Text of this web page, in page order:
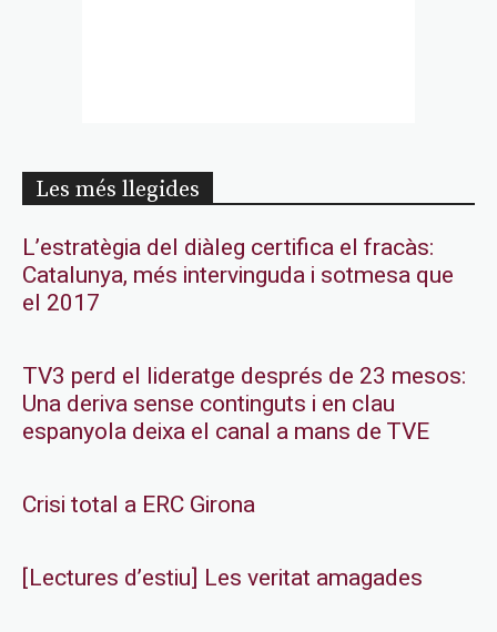
Les més llegides
L’estratègia del diàleg certifica el fracàs:
Catalunya, més intervinguda i sotmesa que
el 2017
TV3 perd el lideratge després de 23 mesos:
Una deriva sense continguts i en clau
espanyola deixa el canal a mans de TVE
Crisi total a ERC Girona
[Lectures d’estiu] Les veritat amagades